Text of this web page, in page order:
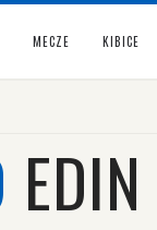
MECZE KIBICE